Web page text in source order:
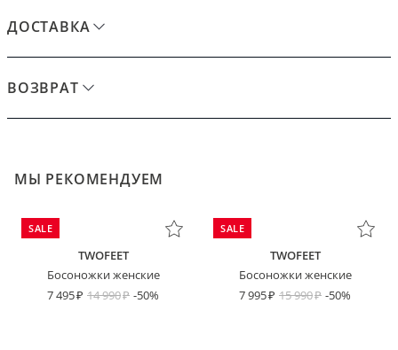
ДОСТАВКА
ВОЗВРАТ
МЫ РЕКОМЕНДУЕМ
SALE
TWOFEET
Босоножки женские
7 495
14 990 -50%
SALE
TWOFEET
Босоножки женские
7 995
15 990 -50%